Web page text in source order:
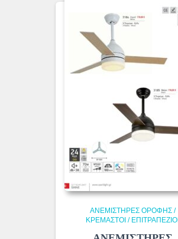
ΑΝΕΜΙΣΤΗΡΕΣ ΟΡΟΦΗΣ /
ΚΡΕΜΑΣΤΟΙ / ΕΠΙΤΡΑΠΕΖΙΟΙ